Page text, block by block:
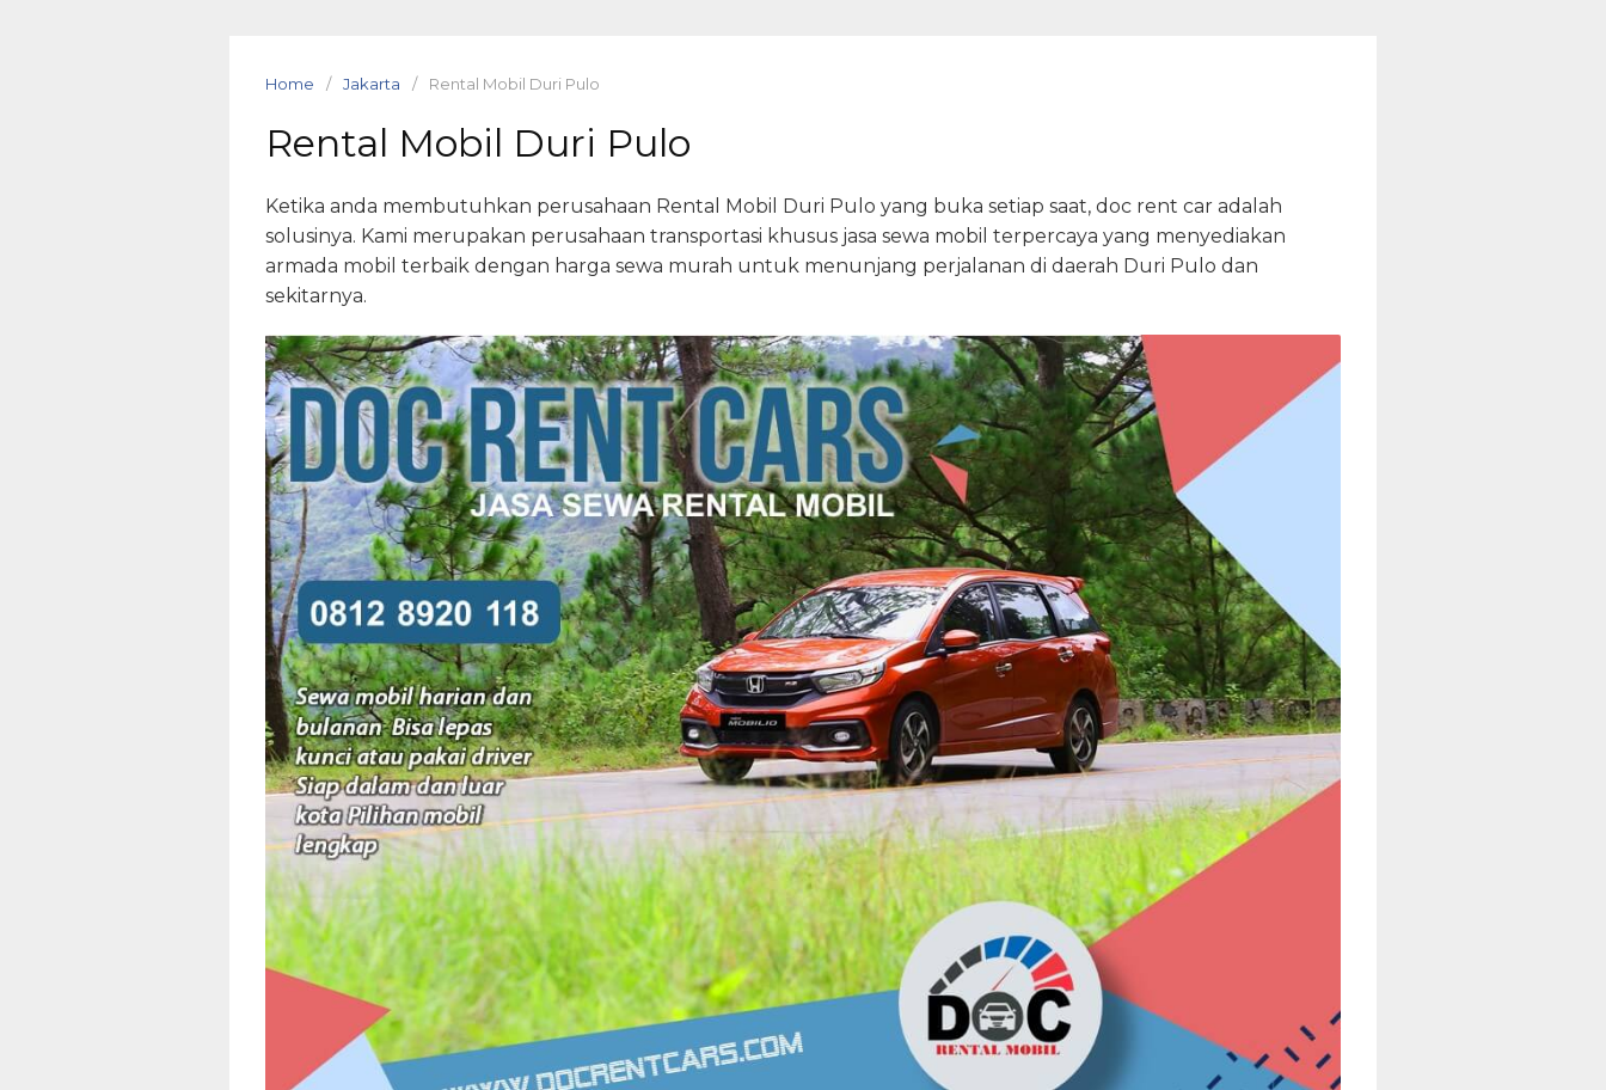
Home Jakarta Rental Mobil Duri Pulo
Rental Mobil Duri Pulo
Ketika anda membutuhkan perusahaan Rental Mobil Duri Pulo yang buka setiap saat, doc rent car adalah
solusinya. Kami merupakan perusahaan transportasi khusus jasa sewa mobil terpercaya yang menyediakan
armada mobil terbaik dengan harga sewa murah untuk menunjang perjalanan di daerah Duri Pulo dan
sekitarnya.